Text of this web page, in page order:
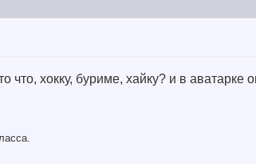
что, хокку, буриме, хайку? и в аватарке